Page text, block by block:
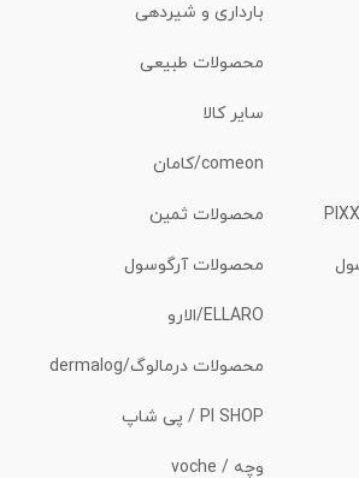
بارداری و شیردهی
محصولات طبیعی
سایر کالا
comeon/کامان
محصولات ثمین
محصولات آرگوسول
ELLARO/الارو
محصولات درمالوگ/dermalog
PI SHOP / پی شاپ
وچه / voche